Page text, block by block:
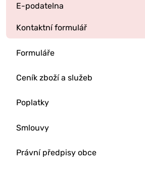
E-podatelna
Kontaktní formulář
Formuláře
Ceník zboží a služeb
Poplatky
Smlouvy
Právní předpisy obce